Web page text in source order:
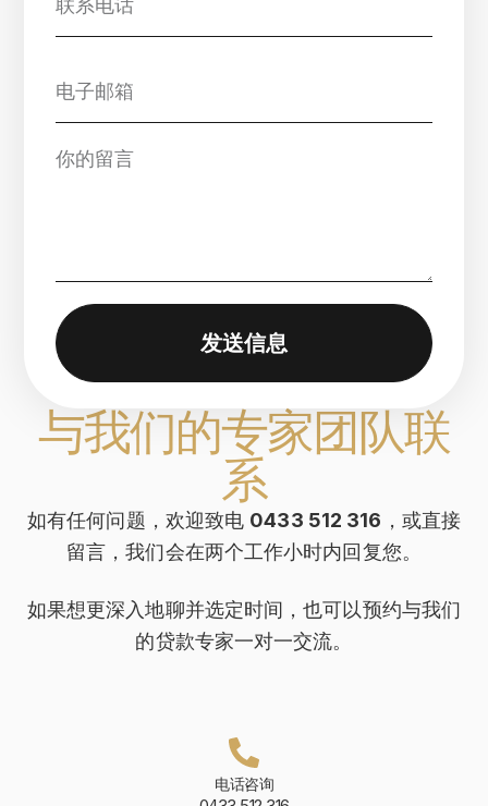
与我们的专家团队联
系
如有任何问题，欢迎致电 0433 512 316 ，或直接
留言，我们会在两个工作小时内回复您。
如果想更深入地聊并选定时间，也可以预约与我们
的贷款专家一对一交流。
电话咨询
发送信息